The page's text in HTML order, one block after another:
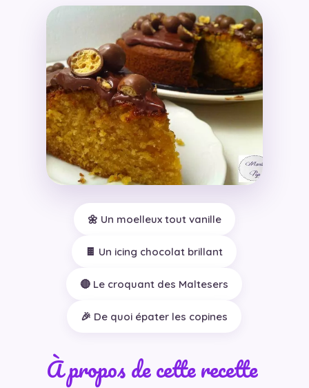
🌼 Un moelleux tout vanille
🍫 Un icing chocolat brillant
🔴 Le croquant des Maltesers
🎉 De quoi épater les copines
À propos de cette recette